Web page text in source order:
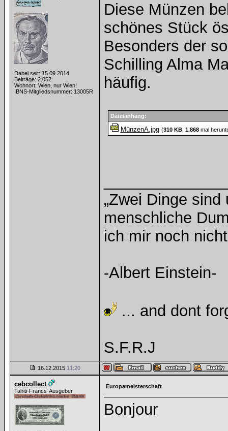
Dabei seit: 15.09.2014
Beiträge: 2.052
Wohnort: Wien, nur Wien!
IBNS-Mitgliedsnummer: 13005R
Diese Münzen
schönes Stück
Besonders der
Schilling Alma
häufig.
Dateianhang:
MünzenA.jpg (310 KB, 1.868mal
„Zwei Dinge
menschliche
ich mir noch
-Albert Einstein-
... and dont
S.F.R.J
16.12.2015 11:20
cebcollect
Tahiti-Francs-Ausgeber
Europameisterschaft
Bonjour